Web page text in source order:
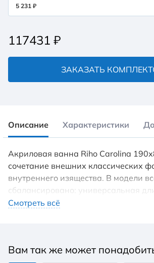
5 231 ₽
ЗАКАЗАТЬ
117431 ₽
Описание Характеристики
Акриловая ванна Riho Carolina
сочетание внешних классических
внутреннего изящества. В модели
сбалансировано: универсальная
увеличенная ширина. Подойдет для
дал название модели, делится на
Смотреть всё
Вам так же может